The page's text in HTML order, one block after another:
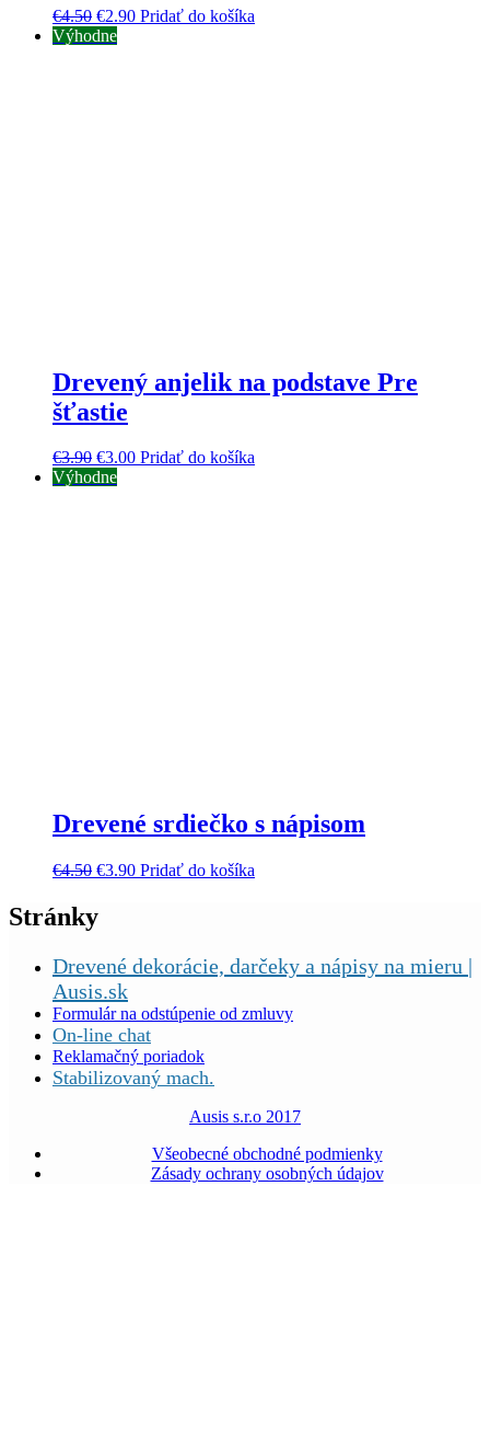
€4.50 €2.90 Pridať do košíka
Výhodne
Drevený anjelik na podstave Pre
šťastie
€3.90 €3.00 Pridať do košíka
Výhodne
Drevené srdiečko s nápisom
€4.50 €3.90 Pridať do košíka
Stránky
Drevené dekorácie, darčeky a nápisy na mieru |
Ausis.sk
Formulár na odstúpenie od zmluvy
On-line chat
Reklamačný poriadok
Stabilizovaný mach.
Ausis s.r.o 2017
Všeobecné obchodné podmienky
Zásady ochrany osobných údajov